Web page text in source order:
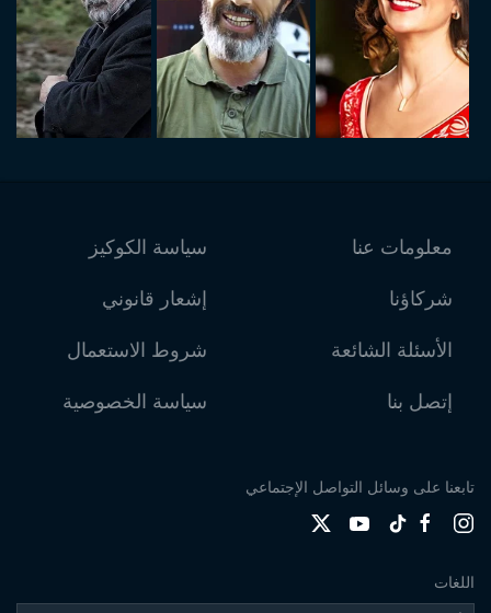
معلومات عنا
شركاؤنا
الأسئلة الشائعة
إتصل بنا
سياسة الكوكيز
إشعار قانوني
شروط الاستعمال
سياسة الخصوصية
تابعنا على وسائل التواصل الإجتماعي
اللغات